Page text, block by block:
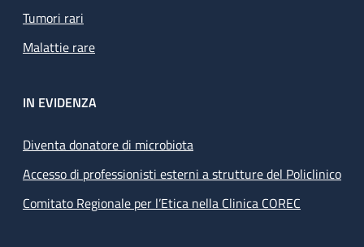
Tumori rari
Malattie rare
IN EVIDENZA
Diventa donatore di microbiota
Accesso di professionisti esterni a strutture del Policlinico
Comitato Regionale per l’Etica nella Clinica COREC